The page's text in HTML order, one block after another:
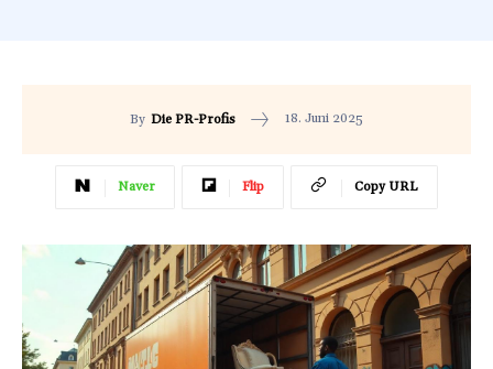
By Die PR-Profis 18. Juni 2025
Naver Flip Copy URL